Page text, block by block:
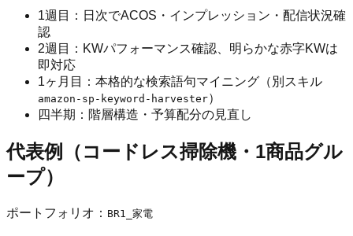
1週目：日次でACOS・インプレッション・配信状況確
認
2週目：KWパフォーマンス確認、明らかな赤字KWは
即対応
1ヶ月目：本格的な検索語句マイニング（別スキル
amazon-sp-keyword-harvester）
四半期：階層構造・予算配分の見直し
代表例（コードレス掃除機・1商品グル
ープ）
ポートフォリオ： BR1_家電